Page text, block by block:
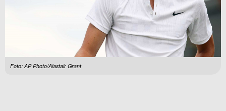
Foto: AP Photo/Alastair Grant